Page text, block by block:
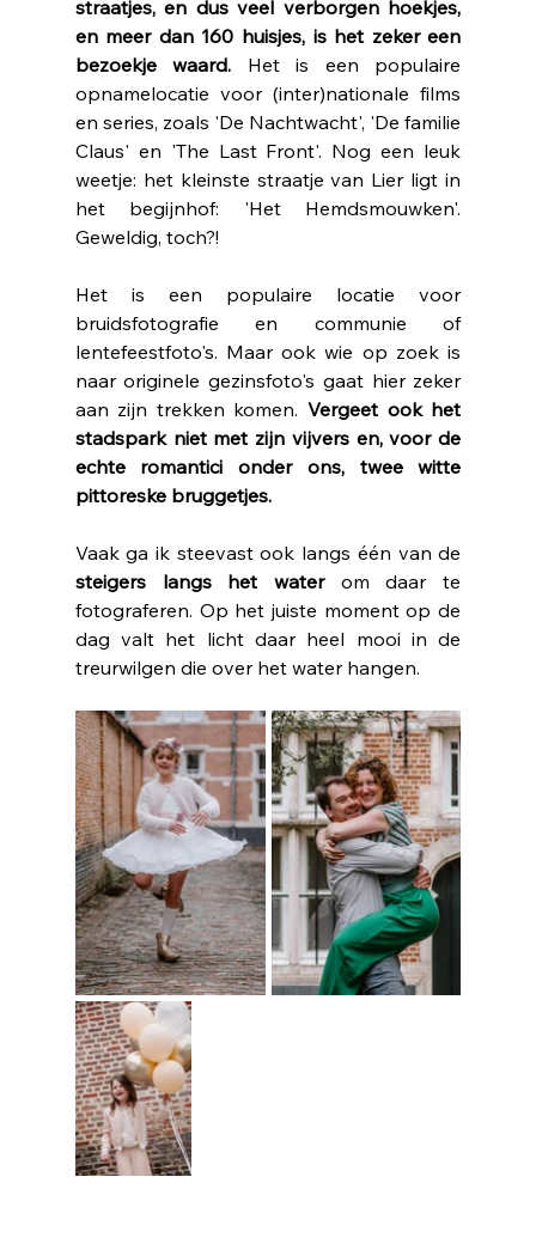
straatjes, en dus veel verborgen hoekjes,
en meer dan 160 huisjes, is het zeker een
bezoekje waard. Het is een populaire
opnamelocatie voor (inter)nationale films
en series, zoals 'De Nachtwacht', 'De familie
Claus' en 'The Last Front'. Nog een leuk
weetje: het kleinste straatje van Lier ligt in
het begijnhof: 'Het Hemdsmouwken'.
Geweldig, toch?!
Het is een populaire locatie voor
bruidsfotografie en communie of
lentefeestfoto's. Maar ook wie op zoek is
naar originele gezinsfoto's gaat hier zeker
aan zijn trekken komen. Vergeet ook het
stadspark niet met zijn vijvers en, voor de
echte romantici onder ons, twee witte
pittoreske bruggetjes.
steigers langs het water om daar te
fotograferen. Op het juiste moment op de
dag valt het licht daar heel mooi in de
treurwilgen die over het water hangen.